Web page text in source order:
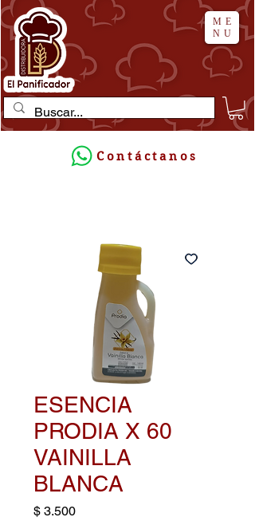
ME
NU
Contáctanos
ESENCIA
PRODIA X 60
VAINILLA
BLANCA
$ 3.500Precio